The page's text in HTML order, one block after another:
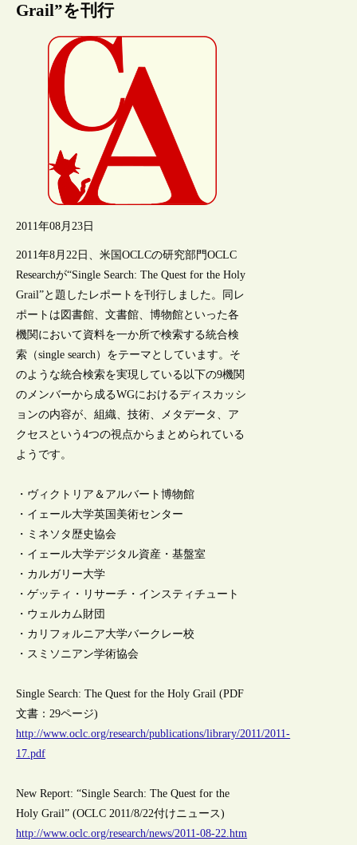
Grail”を刊行
2011年08月23日
2011年8月22日、米国OCLCの研究部門OCLC
Researchが“Single Search: The Quest for the Holy
Grail”と題したレポートを刊行しました。同レ
ポートは図書館、文書館、博物館といった各
機関において資料を一か所で検索する統合検
索（single search）をテーマとしています。そ
のような統合検索を実現している以下の9機関
のメンバーから成るWGにおけるディスカッシ
ョンの内容が、組織、技術、メタデータ、ア
クセスという4つの視点からまとめられている
ようです。
・ヴィクトリア＆アルバート博物館
・イェール大学英国美術センター
・ミネソタ歴史協会
・イェール大学デジタル資産・基盤室
・カルガリー大学
・ゲッティ・リサーチ・インスティチュート
・ウェルカム財団
・カリフォルニア大学バークレー校
・スミソニアン学術協会
Single Search: The Quest for the Holy Grail (PDF
文書：29ページ)
http://www.oclc.org/research/publications/library/2011/2011-
17.pdf
New Report: “Single Search: The Quest for the
Holy Grail” (OCLC 2011/8/22付けニュース)
http://www.oclc.org/research/news/2011-08-22.htm